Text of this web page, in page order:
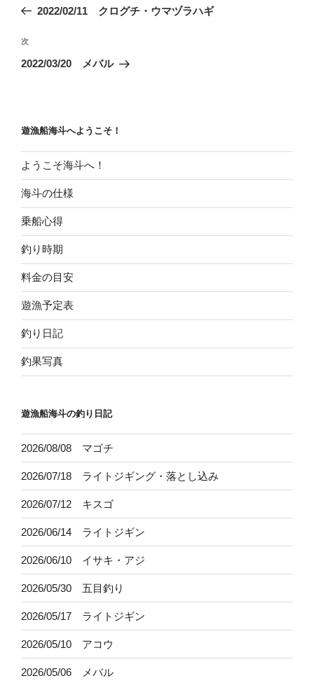
ビ
ゲ
ン
の
稿
2022/02/11 クログチ・ウマヅラハギ
次
の
次
2022/03/20 メバル
遊漁船海斗へようこそ！
ようこそ海斗へ！
海斗の仕様
乗船心得
釣り時期
料金の目安
遊漁予定表
釣り日記
釣果写真
遊漁船海斗の釣り日記
2026/08/08 マゴチ
2026/07/18 ライトジギング・落とし込み
2026/07/12 キスゴ
2026/06/14 ライトジギン
2026/06/10 イサキ・アジ
2026/05/30 五目釣り
2026/05/17 ライトジギン
2026/05/10 アコウ
2026/05/06 メバル